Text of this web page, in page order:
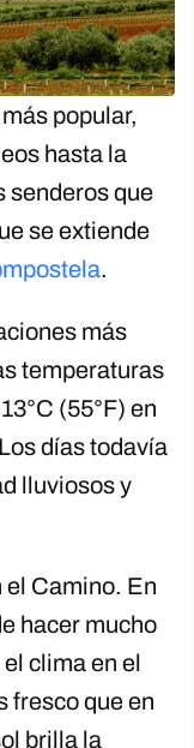
popular,
hasta la
senderos que
se extiende
.
más
temperaturas
(55°F) en
días todavía
lluviosos y
el Camino. En
hacer mucho
clima en el
fresco que en
brilla la